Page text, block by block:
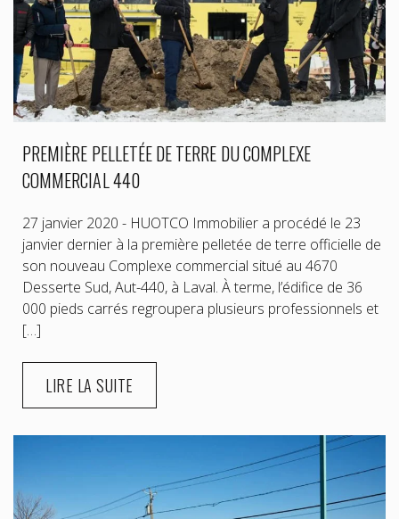
PREMIÈRE PELLETÉE DE TERRE DU COMPLEXE
COMMERCIAL 440
27 janvier 2020 - HUOTCO Immobilier a procédé le 23
janvier dernier à la première pelletée de terre officielle de
son nouveau Complexe commercial situé au 4670
Desserte Sud, Aut-440, à Laval. À terme, l’édifice de 36
000 pieds carrés regroupera plusieurs professionnels et
[…]
LIRE LA SUITE